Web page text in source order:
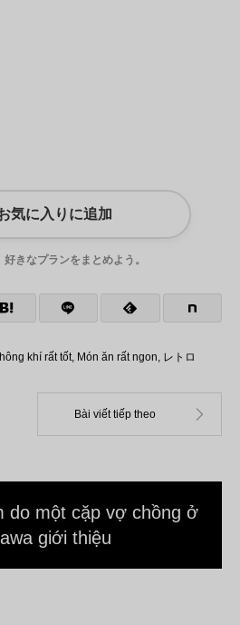
気に入りに追加
きなプランをまとめよう。
khí rất tốt, Món ăn rất ngon, レトロ
do một cặp vợ chồng ở
giới thiệu